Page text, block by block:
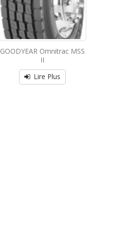
GOODYEAR Omnitrac MSS
II
Lire Plus